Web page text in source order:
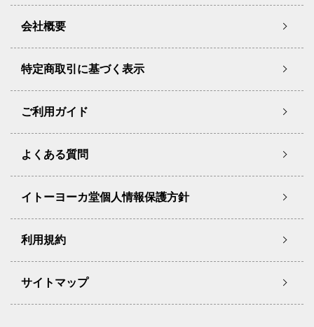
会社概要
特定商取引に基づく表示
ご利用ガイド
よくある質問
イトーヨーカ堂個人情報保護方針
利用規約
サイトマップ